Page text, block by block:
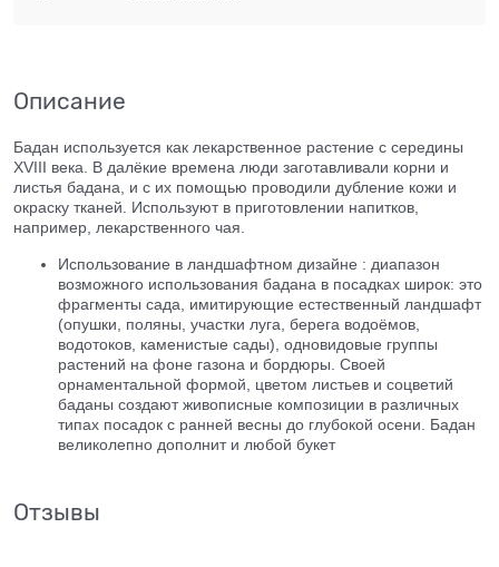
Описание
Бадан используется как лекарственное растение с середины
XVIII века. В далёкие времена люди заготавливали корни и
листья бадана, и с их помощью проводили дубление кожи и
окраску тканей. Используют в приготовлении напитков,
например, лекарственного чая.
Использование в ландшафтном дизайне : диапазон
возможного использования бадана в посадках широк: это
фрагменты сада, имитирующие естественный ландшафт
(опушки, поляны, участки луга, берега водоёмов,
водотоков, каменистые сады), одновидовые группы
растений на фоне газона и бордюры. Своей
орнаментальной формой, цветом листьев и соцветий
баданы создают живописные композиции в различных
типах посадок с ранней весны до глубокой осени. Бадан
великолепно дополнит и любой букет
Отзывы